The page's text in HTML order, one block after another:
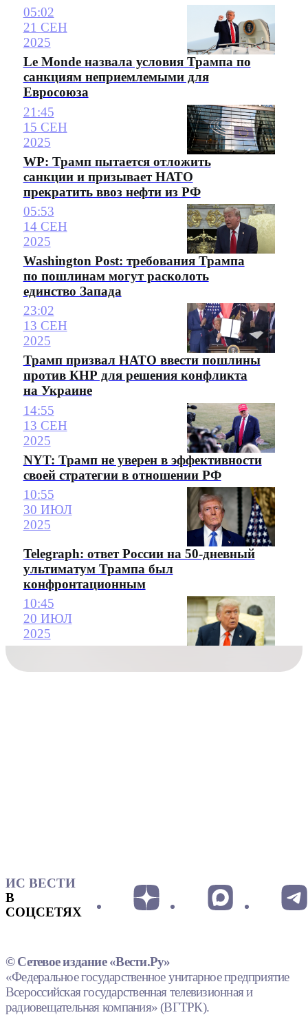
05:02
21 СЕН
2025
Le Monde назвала условия Трампа по
санкциям неприемлемыми для
Евросоюза
21:45
15 СЕН
2025
WP: Трамп пытается отложить
санкции и призывает НАТО
прекратить ввоз нефти из РФ
05:53
14 СЕН
2025
Washington Post: требования Трампа
по пошлинам могут расколоть
единство Запада
23:02
13 СЕН
2025
Трамп призвал НАТО ввести пошлины
против КНР для решения конфликта
на Украине
14:55
13 СЕН
2025
NYT: Трамп не уверен в эффективности
своей стратегии в отношении РФ
10:55
30 ИЮЛ
2025
Telegraph: ответ России на 50-дневный
ультиматум Трампа был
конфронтационным
10:45
20 ИЮЛ
2025
ИС ВЕСТИ
В
СОЦСЕТЯХ
© Сетевое издание «Вести.Ру»
«Федеральное государственное унитарное предприятие
Всероссийская государственная телевизионная и
радиовещательная компания» (ВГТРК).